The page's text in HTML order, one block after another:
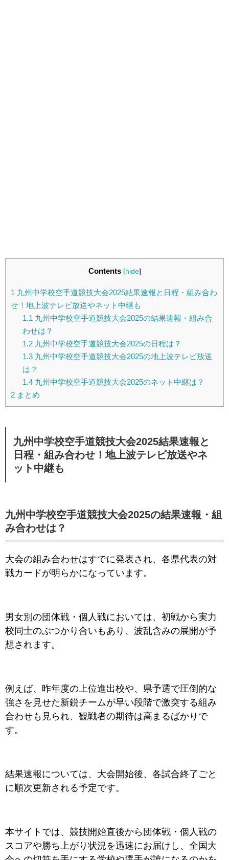
Contents [hide]
1 九州中学校空手道競技大会2025結果速報と日程・組み合わ
せ！地上波テレビ放送やネット中継も
1.1 九州中学校空手道競技大会2025の結果速報・組み合
わせは？
1.2九州中学校空手道競技大会2025の日程は？
1.3九州中学校空手道競技大会2025の地上波テレビ放送
は？
1.4九州中学校空手道競技大会2025のネット中継は？
2 まとめ
九州中学校空手道競技大会2025結果速報と
日程・組み合わせ！地上波テレビ放送やネ
ット中継も
九州中学校空手道競技大会2025の結果速報・組
み合わせは？
大会の組み合わせはすでに発表され、各県代表の対
戦カードが明らかになっています。
男女別の団体戦・個人戦においては、初戦から実力
校同士のぶつかり合いもあり、波乱含みの展開が予
想されます。
例えば、昨年度の上位進出校や、県予選で圧倒的な
強さを見せた新鋭チームが早い段階で激突する組み
合わせも見られ、観戦者の期待は高まるばかりで
す。
結果速報については、大会開始後、各試合終了ごと
に順次更新される予定です。
本サイトでは、競技開始直後から団体戦・個人戦の
スコアや勝ち上がり状況を迅速にお届けし、全国大